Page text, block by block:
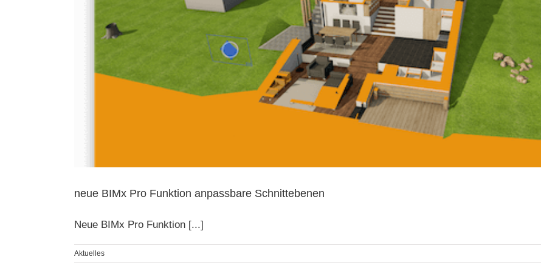
neue BIMx Pro Funktion anpassbare Schnittebenen
Neue BIMx Pro Funktion [...]
Aktuelles